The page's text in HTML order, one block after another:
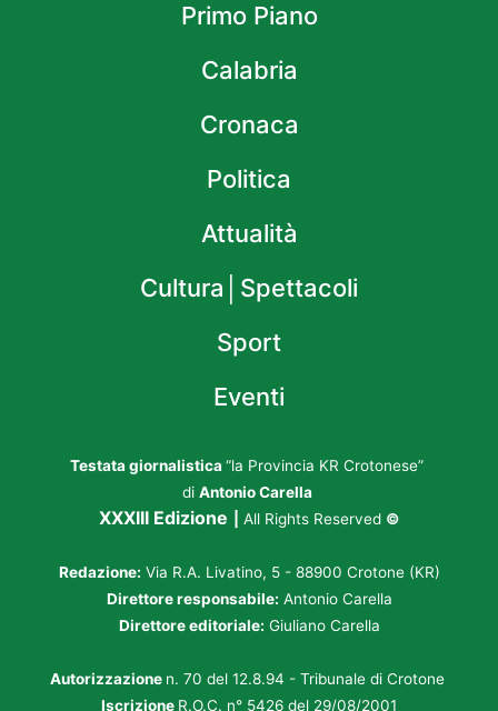
Primo Piano
Calabria
Cronaca
Politica
Attualità
Cultura│Spettacoli
Sport
Eventi
Testata giornalistica “la Provincia KR Crotonese”
di Antonio Carella
XXXIII Edizione All Rights Reserved ©
Redazione: Via R.A. Livatino, 5 - 88900 Crotone (KR)
Direttore responsabile: Antonio Carella
Direttore editoriale: Giuliano Carella
Autorizzazione n. 70 del 12.8.94 - Tribunale di Crotone
Iscrizione R.O.C. n° 5426 del 29/08/2001